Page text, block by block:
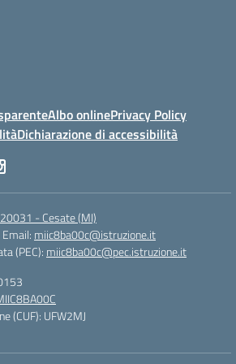
Albo onlinePrivacy Policy
Dichiarazione di accessibilità
- Cesate (MI)
Email: miic8ba00c@istruzione.it
(PEC): miic8ba00c@pec.istruzione.it
(CUF): UFW2MJ